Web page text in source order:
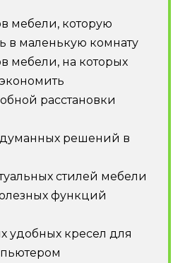
мебели, которую
в маленькую комнату
мебели, на которых
расстановки
решений в
стилей мебели
функций
удобных кресел для